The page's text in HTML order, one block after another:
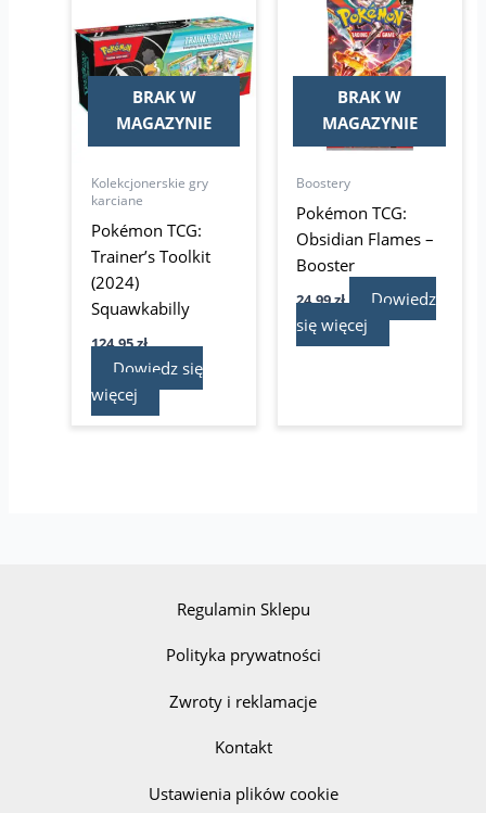
BRAK W
MAGAZYNIE
Kolekcjonerskie gry
karciane
Pokémon TCG:
Trainer’s Toolkit
(2024)
Squawkabilly
124,95zł
Dowiedz się
więcej
BRAK W
MAGAZYNIE
Boostery
Pokémon TCG:
Obsidian Flames –
Booster
24,99zł
Dowiedz
się więcej
Regulamin Sklepu
Polityka prywatności
Zwroty i reklamacje
Kontakt
Ustawienia plików cookie